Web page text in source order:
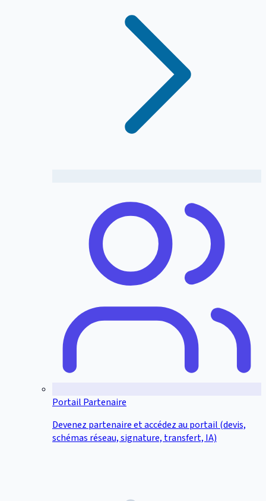
Portail Partenaire
Devenez partenaire et accédez au portail (devis,
schémas réseau, signature, transfert, IA)